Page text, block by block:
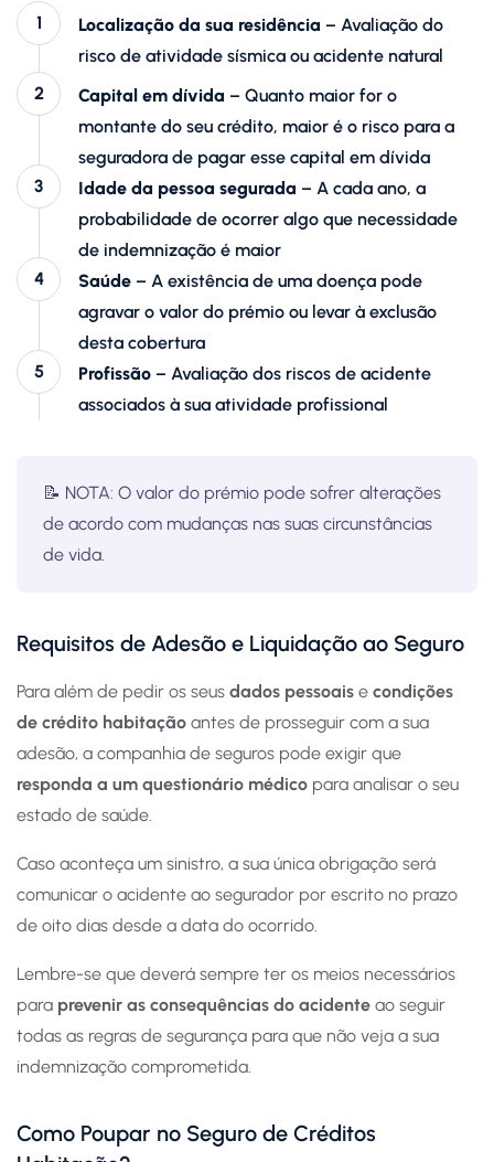
Localização da sua residência – Avaliação do
risco de atividade sísmica ou acidente natural
Capital em dívida – Quanto maior for o
montante do seu crédito, maior é o risco para a
seguradora de pagar esse capital em dívida
Idade da pessoa segurada – A cada ano, a
probabilidade de ocorrer algo que necessidade
de indemnização é maior
Saúde – A existência de uma doença pode
agravar o valor do prémio ou levar à exclusão
desta cobertura
Profissão – Avaliação dos riscos de acidente
associados à sua atividade profissional
📝 NOTA: O valor do prémio pode sofrer alterações
de acordo com mudanças nas suas circunstâncias
de vida.
Requisitos de Adesão e Liquidação ao Seguro
Para além de pedir os seus dados pessoais e condições
de crédito habitação antes de prosseguir com a sua
adesão, a companhia de seguros pode exigir que
responda a um questionário médico para analisar o seu
estado de saúde.
Caso aconteça um sinistro, a sua única obrigação será
comunicar o acidente ao segurador por escrito no prazo
de oito dias desde a data do ocorrido.
Lembre-se que deverá sempre ter os meios necessários
para prevenir as consequências do acidente ao seguir
todas as regras de segurança para que não veja a sua
indemnização comprometida.
Como Poupar no Seguro de Créditos